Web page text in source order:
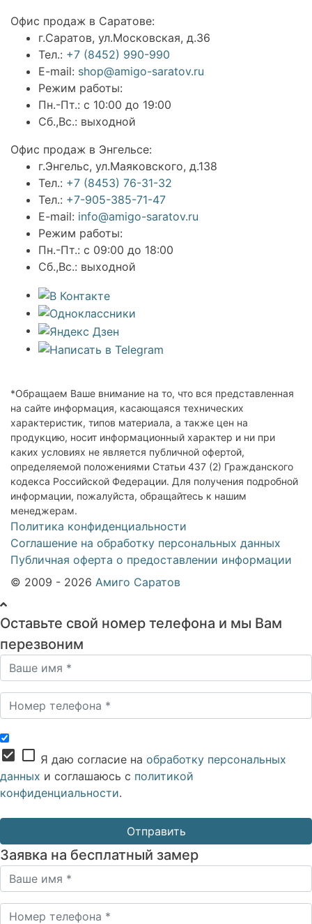
Офис продаж в Саратове:
г.Саратов, ул.Московская, д.36
Тел.: +7 (8452) 990-990
E-mail: shop@amigo-saratov.ru
Режим работы:
Пн.-Пт.: с 10:00 до 19:00
Сб.,Вс.: выходной
Офис продаж в Энгельсе:
г.Энгельс, ул.Маяковского, д.138
Тел.: +7 (8453) 76-31-32
Тел.: +7-905-385-71-47
E-mail: info@amigo-saratov.ru
Режим работы:
Пн.-Пт.: с 09:00 до 18:00
Сб.,Вс.: выходной
*Обращаем Ваше внимание на то, что вся представленная
на сайте информация, касающаяся технических
характеристик, типов материала, а также цен на
продукцию, носит информационный характер и ни при
каких условиях не является публичной офертой,
определяемой положениями Статьи 437 (2) Гражданского
кодекса Российской Федерации. Для получения подробной
информации, пожалуйста, обращайтесь к нашим
менеджерам.
Политика конфиденциальности
Соглашение на обработку персональных данных
Публичная оферта о предоставлении информации
© 2009 - 2026 Амиго Саратов
Оставьте свой номер телефона и мы Вам
перезвоним
check_box check_box_outline_blank Я даю согласие на обработку персональных
данных и соглашаюсь с политикой
конфиденциальности.
Заявка на бесплатный замер